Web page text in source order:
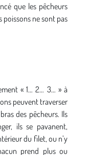
que les pêcheurs
poissons ne sont pas
« 1… 2… 3… » à
peuvent traverser
des pêcheurs. Ils
ils se pavanent,
du filet, ou n’y
prend plus ou